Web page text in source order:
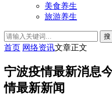
美食养生
旅游养生
搜
首页 网络资讯文章正文
宁波疫情最新消息
情最新新闻